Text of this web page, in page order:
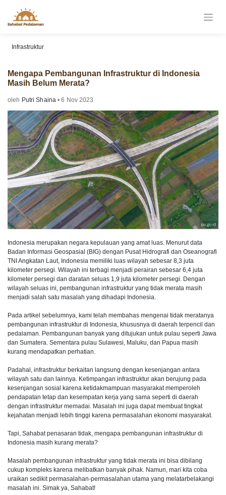
content
Infrastruktur
Mengapa Pembangunan Infrastruktur di Indonesia
Masih Belum Merata?
oleh Putri Shaina •6 Nov 2023
Indonesia merupakan negara kepulauan yang amat luas. Menurut data
Badan Informasi Geospasial (BIG) dengan Pusat Hidrografi dan Oseanografi
TNI Angkatan Laut, Indonesia memiliki luas wilayah sebesar 8,3 juta
kilometer persegi. Wilayah ini terbagi menjadi perairan sebesar 6,4 juta
kilometer persegi dan daratan seluas 1,9 juta kilometer persegi. Dengan
wilayah seluas ini, pembangunan infrastruktur yang tidak merata masih
menjadi salah satu masalah yang dihadapi Indonesia.
Pada artikel sebelumnya, kami telah membahas mengenai tidak meratanya
pembangunan infrastruktur di Indonesia, khususnya di daerah terpencil dan
pedalaman. Pembangunan banyak yang ditujukan untuk pulau seperti Jawa
dan Sumatera. Sementara pulau Sulawesi, Maluku, dan Papua masih
kurang mendapatkan perhatian.
Padahal, infrastruktur berkaitan langsung dengan kesenjangan antara
wilayah satu dan lainnya. Ketimpangan infrastruktur akan berujung pada
kesenjangan sosial karena ketidakmampuan masyarakat memperoleh
pendapatan tetap dan kesempatan kerja yang sama seperti di daerah
dengan infrastruktur memadai. Masalah ini juga dapat membuat tingkat
kejahatan menjadi lebih tinggi karena permasalahan ekonomi masyarakat.
Tapi, Sahabat penasaran tidak, mengapa pembangunan infrastruktur di
Indonesia masih kurang merata?
Masalah pembangunan infrastruktur yang tidak merata ini bisa dibilang
cukup kompleks karena melibatkan banyak pihak. Namun, mari kita coba
uraikan sedikit permasalahan-permasalahan utama yang melatarbelakangi
masalah ini. Simak ya, Sahabat!